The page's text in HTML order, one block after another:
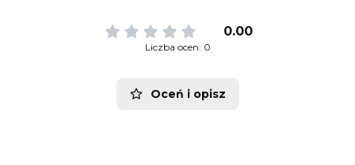
0.00
Liczba ocen: 0
Oceń i opisz